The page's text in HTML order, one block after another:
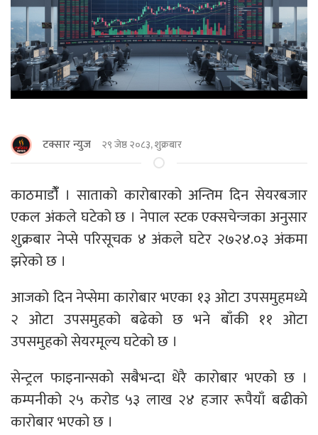
टक्सार न्युज २९ जेष्ठ २०८३, शुक्रबार
काठमाडौंँ । साताको कारोबारको अन्तिम दिन सेयरबजार
एकल अंकले घटेको छ । नेपाल स्टक एक्सचेन्जका अनुसार
शुक्रबार नेप्से परिसूचक ४ अंकले घटेर २७२४.०३ अंकमा
झरेको छ ।
आजको दिन नेप्सेमा कारोबार भएका १३ ओटा उपसमुहमध्ये
२ ओटा उपसमुहको बढेको छ भने बाँकी ११ ओटा
उपसमुहको सेयरमूल्य घटेको छ ।
सेन्ट्रल फाइनान्सको सबैभन्दा धेरै कारोबार भएको छ ।
कम्पनीको २५ करोड ५३ लाख २४ हजार रूपैयाँ बढीको
कारोबार भएको छ ।